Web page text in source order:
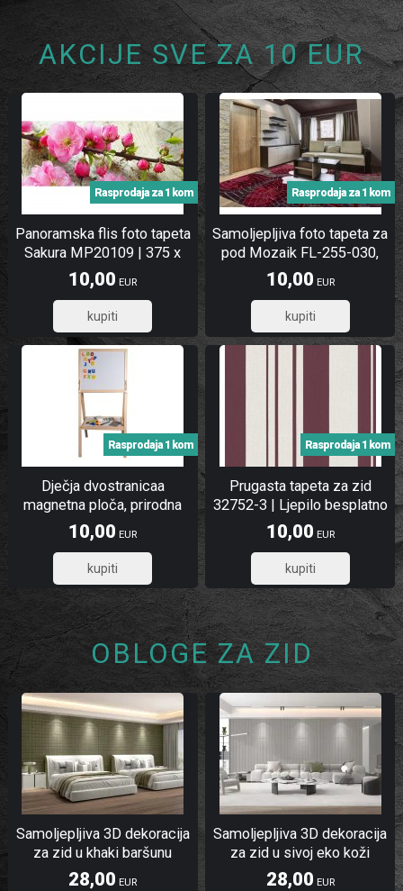
AKCIJE SVE ZA 10 EUR
Panoramska flis foto tapeta
Sakura MP20109 | 375 x
150 cm
Rasprodaja za 1 kom
10,00 EUR
8,00
Samoljepljiva foto tapeta za
pod Mozaik FL-255-030,
255x170 cm
Rasprodaja za 1 kom
10,00 EUR
8,00
Dječja dvostranicaa
magnetna ploča, prirodna
Rasprodaja 1 kom
10,00 EUR
8,00
Prugasta tapeta za zid
32752-3 | Ljepilo besplatno
Rasprodaja 1 kom
10,00 EUR
8,00
OBLOGE ZA ZID
Samoljepljiva 3D dekoracija
za zid u khaki baršunu
28,00 EUR
Samoljepljiva 3D dekoracija
za zid u sivoj eko koži
28,00 EUR